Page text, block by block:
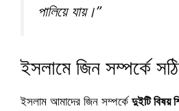
পালিয়ে যায়।”
ইসলামে জিন সম্পর্কে
ইসলাম আমাদের জিন সম্পর্কে দুইটি বিষয়